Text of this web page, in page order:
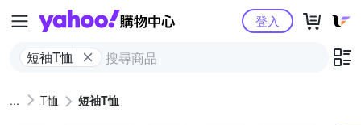
Yahoo購物中心
短袖T恤
登入
T恤 短袖T恤